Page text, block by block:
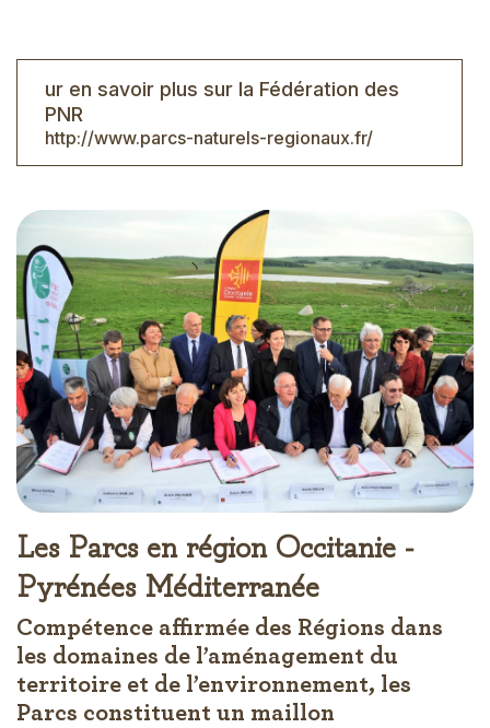
ur en savoir plus sur la Fédération des
PNR
http://www.parcs-naturels-regionaux.fr/
Les Parcs en région Occitanie -
Pyrénées Méditerranée
Compétence affirmée des Régions dans
les domaines de l’aménagement du
territoire et de l’environnement, les
Parcs constituent un maillon